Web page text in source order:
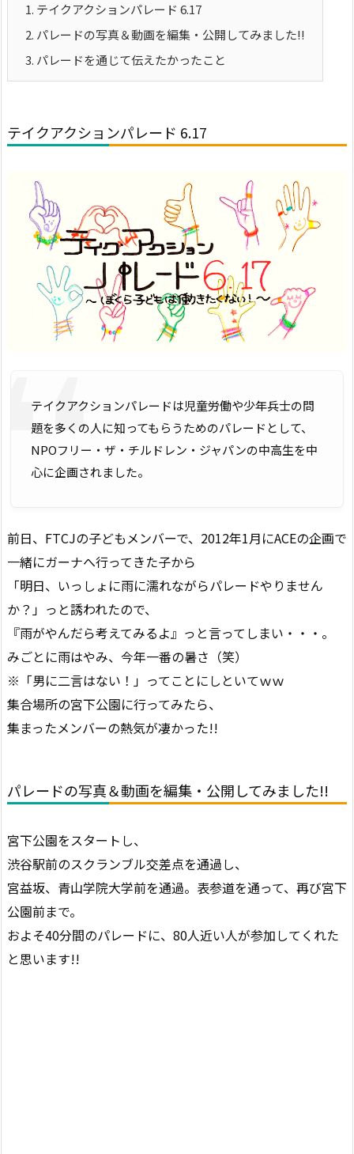
1. テイクアクションパレード 6.17
2. パレードの写真＆動画を編集・公開してみました!!
3. パレードを通じて伝えたかったこと
テイクアクションパレード 6.17
テイクアクションパレードは児童労働や少年兵士の問
題を多くの人に知ってもらうためのパレードとして、
NPOフリー・ザ・チルドレン・ジャパンの中高生を中
心に企画されました。
前日、FTCJの子どもメンバーで、2012年1月にACEの企画で
一緒にガーナへ行ってきた子から
「明日、いっしょに雨に濡れながらパレードやりません
か？」っと誘われたので、
『雨がやんだら考えてみるよ』っと言ってしまい・・・。
みごとに雨はやみ、今年一番の暑さ（笑）
※「男に二言はない！」ってことにしといてｗｗ
集合場所の宮下公園に行ってみたら、
集まったメンバーの熱気が凄かった!!
パレードの写真＆動画を編集・公開してみました!!
宮下公園をスタートし、
渋谷駅前のスクランブル交差点を通過し、
宮益坂、青山学院大学前を通過。表参道を通って、再び宮下
公園前まで。
およそ40分間のパレードに、80人近い人が参加してくれた
と思います!!